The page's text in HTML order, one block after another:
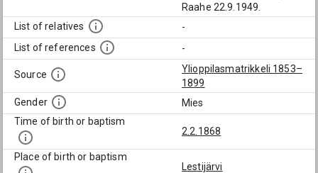
Raahe 22.9.1949.
List of relatives
-
List of references
-
Source
Ylioppilasmatrikkeli 1853–
1899
Gender
Mies
Time of birth or baptism
2.2.1868
Place of birth or baptism
Lestijärvi